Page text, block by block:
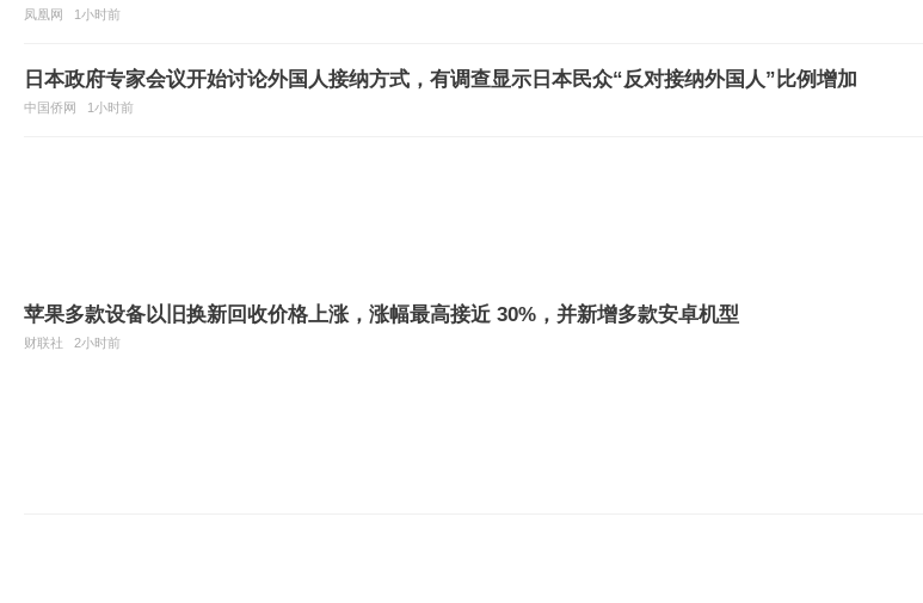
凤凰网 1小时前
日本政府专家会议开始讨论外国人接纳方式，有调查显示日本民众“反对接纳外国人”比例增加
中国侨网 1小时前
苹果多款设备以旧换新回收价格上涨，涨幅最高接近 30%，并新增多款安卓机型
财联社 2小时前